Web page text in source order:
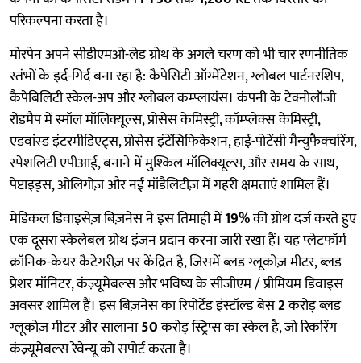
परिकल्पना करता है।
मोरपेन अपने सीडीएमओ-लेड ग्रोथ के अगले चरण को भी चार रणनीतिक
स्तंभों के इर्द-गिर्द बना रहा है: कैपेसिटी ऑग्मेंटेशन, ग्लोबल पार्टनरशिप,
कैपेबिलिटी स्केल-अप और ग्लोबल कम्प्लायंस। कंपनी के टेक्नोलॉजी
रोडमैप में स्मॉल मॉलिक्यूल्स, प्रोसेस केमिस्ट्री, कॉम्प्लेक्स केमिस्ट्री,
एडवांस्ड इंटरमीडिएट्स, प्रोसेस इंटेंसिफिकेशन, हाई-पोटेंसी मैन्युफैक्चरिंग,
स्पेशलिटी एपीआई, बनाने में मुश्किल मॉलिक्यूल्स, और समय के साथ,
पेप्टाइड्स, ओलिगोज़ और नई मॉडैलिटीज़ में गहरी क्षमताएं शामिल हैं।
मेडिकल डिवाइसेज़ बिज़नेस ने इस तिमाही में19%की ग्रोथ दर्ज करते हुए
एक दूसरा स्केलेबल ग्रोथ इंजन प्रदान करना जारी रखा हैं। यह प्लेटफॉर्म
क्रॉनिक-केयर कैटेगरीज़ पर केंद्रित है, जिसमें ब्लड ग्लूकोज़ मीटर, ब्लड
प्रेशर मॉनिटर, कंज़्यूमेबल्स और भविष्य के सीजीएम / प्रीमियम डिवाइस
अवसर शामिल हैं। इस बिज़नेस का रिपोर्टेड इंस्टॉल्ड बेस2करोड़ ब्लड
ग्लूकोज़ मीटर और सालाना50करोड़ स्ट्रिप्स का स्केल है, जो रिकरिंग
कंज़्यूमेबल्स रेवेन्यू को सपोर्ट करता है।